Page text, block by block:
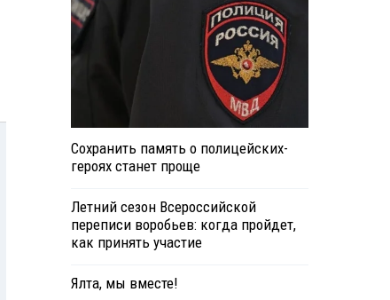
Сохранить память о полицейских-
героях станет проще
Летний сезон Всероссийской
переписи воробьев: когда пройдет,
как принять участие
Ялта, мы вместе!